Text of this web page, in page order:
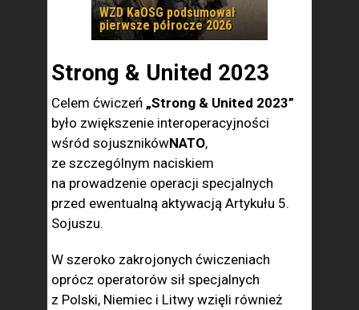
WZD KaOSG podsumował
pierwsze półrocze 2026
Strong & United 2023
Celem ćwiczeń „Strong & United 2023”
było zwiększenie interoperacyjności
wśród sojusznikówNATO,
ze szczególnym naciskiem
na prowadzenie operacji specjalnych
przed ewentualną aktywacją Artykułu 5.
Sojuszu.
W szeroko zakrojonych ćwiczeniach
oprócz operatorów sił specjalnych
z Polski, Niemiec i Litwy wzięli również